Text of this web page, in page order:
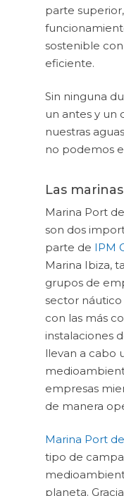
parte
sostenible
eficiente.
Sin ninguna
un antes y un
nuestras
no podemos
Las marinas
Marina Port
son dos
parte de IPM
Marina Ibiza,
grupos de
sector
con las más
instalaciones
llevan a cabo
empresas
de manera
Marina Port
tipo de
planeta.